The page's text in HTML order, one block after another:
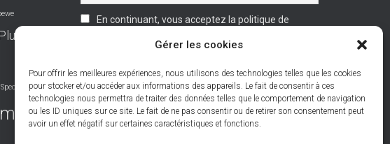
Gérer les cookies
Pour offrir les meilleures expériences, nous utilisons des technologies telles que les cookies
pour stocker et/ou accéder aux informations des appareils. Le fait de consentir à ces
technologies nous permettra de traiter des données telles que le comportement de navigation
ou les ID uniques sur ce site. Le fait de ne pas consentir ou de retirer son consentement peut
avoir un effet négatif sur certaines caractéristiques et fonctions.
Spectralink
En continuant, vous acceptez la politique de